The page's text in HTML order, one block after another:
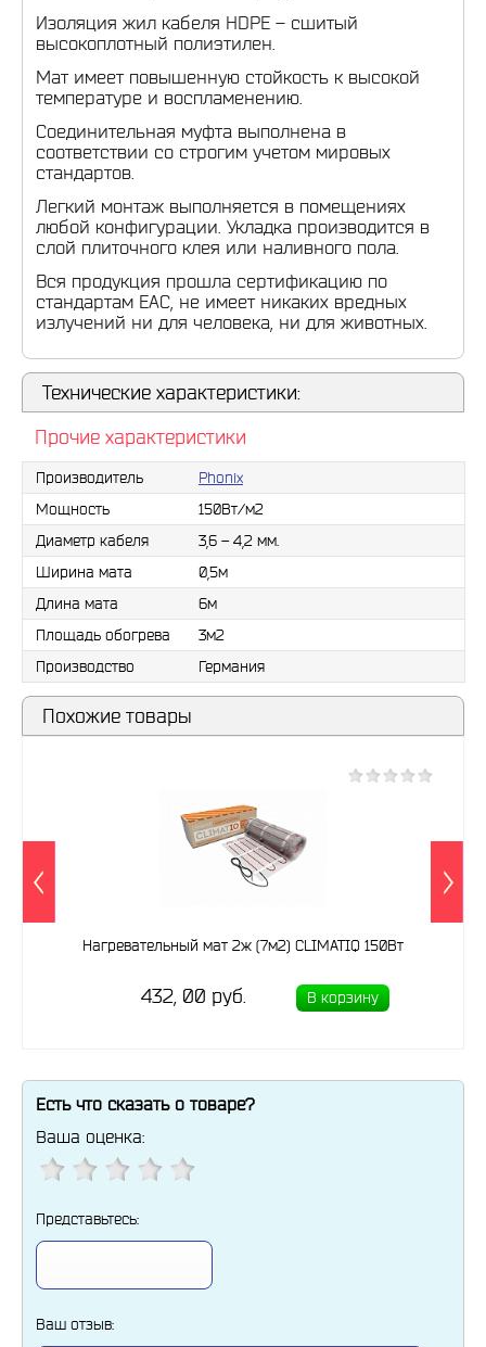
Изоляция жил кабеля HDPE – сшитый
высокоплотный полиэтилен.
Мат имеет повышенную стойкость к высокой
температуре и воспламенению.
Соединительная муфта выполнена в
соответствии со строгим учетом мировых
стандартов.
Легкий монтаж выполняется в помещениях
любой конфигурации. Укладка производится в
слой плиточного клея или наливного пола.
Вся продукция прошла сертификацию по
стандартам ЕАС, не имеет никаких вредных
излучений ни для человека, ни для животных.
Технические характеристики:
Прочие характеристики
Производитель
Phonix
Мощность
150Вт/м2
Диаметр кабеля
3,6 – 4,2 мм.
Ширина мата
0,5м
Длина мата
6м
Площадь обогрева
3м2
Производство
Германия
Похожие товары
Нагревательный мат 2ж (7м2) CLIMATIQ 150Вт
432, 00 руб. В корзину
Есть что сказать о товаре?
Ваша оценка:
Представьтесь:
Ваш отзыв: